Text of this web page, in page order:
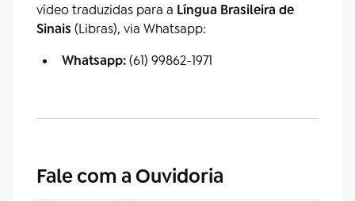
vídeo traduzidas para a Língua Brasileira de
Sinais (Libras), via Whatsapp:
Whatsapp:(61) 99862-1971
Fale com a Ouvidoria